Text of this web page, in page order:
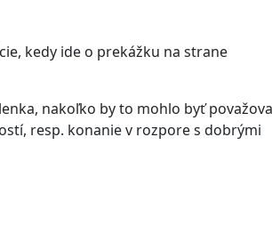
kedy ide o prekážku na strane
nakoľko by to mohlo byť
resp. konanie v rozpore s dobrými